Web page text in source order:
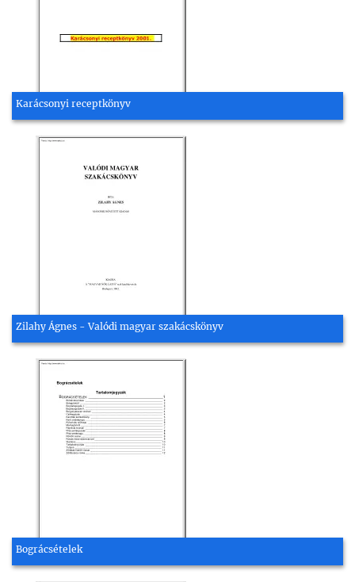
Karácsonyi receptkönyv
Zilahy Ágnes - Valódi magyar szakácskönyv
Bográcsételek